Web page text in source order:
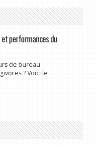
et performances du
de bureau
? Voici le